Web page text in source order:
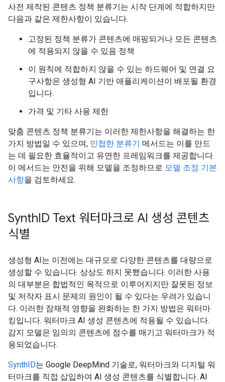
사전 제작된 콘텐츠 정책 분류기는 시작 단계에 적합하지만
다음과 같은 제한사항이 있습니다.
고정된 정책 분류가 콘텐츠에 매핑되거나 모든 콘텐츠
에 적용되지 않을 수 있음 정책
이 원칙에 적합하지 않을 수 있는 하드웨어 및 연결 요
구사항은 생성형 AI 기반 애플리케이션이 배포될 환경
입니다.
가격 및 기타 사용 제한
맞춤 콘텐츠 정책 분류기는 이러한 제한사항을 해결하는 한
가지 방법일 수 있으며, 민첩한 분류기 메서드는 이를 만드
는 데 필요한 효율적이고 유연한 프레임워크를 제공합니다.
이 메서드는 안전을 위해 모델을 조정하므로 모델 조정 기본
사항을 검토하세요.
SynthID Text 워터마크로 AI 생성 콘텐츠
식별
생성형 AI는 이전에는 대규모로 다양한 콘텐츠를 대량으로
생성할 수 있습니다. 상상도 하지 못했습니다. 이러한 사용
의 대부분은 합법적인 목적으로 이루어지지만 잘못된 정보
및 저작자 표시 문제의 원인이 될 수 있다는 우려가 있습니
다. 이러한 잠재적 영향을 완화하는 한 가지 방법은 워터마
킹입니다. 워터마크 AI 생성 콘텐츠에 적용될 수 있습니다.
감지 모델은 임의의 콘텐츠에 점수를 매기고 워터마크가 적
용되었습니다.
SynthID는 Google DeepMind 기술로, 워터마크와 디지털 워
터마크를 직접 삽입하여 AI 생성 콘텐츠를 식별합니다. AI